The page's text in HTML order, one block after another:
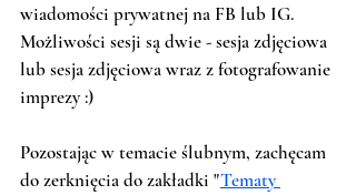
wiadomości prywatnej na FB lub IG.
Możliwości sesji są dwie - sesja zdjęciowa
lub sesja zdjęciowa wraz z fotografowanie
imprezy :)
Pozostając w temacie ślubnym, zachęcam
do zerknięcia do zakładki "Tematy